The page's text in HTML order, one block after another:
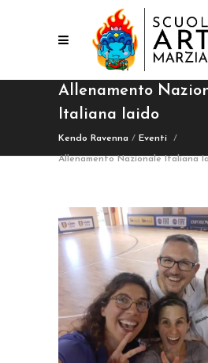
Allenamento
Italiana Iaido
Kendo Ravenna / Eventi /
Allenamento Nazionale Italiana